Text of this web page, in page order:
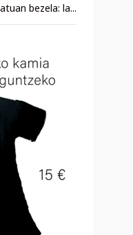
bezela: la...